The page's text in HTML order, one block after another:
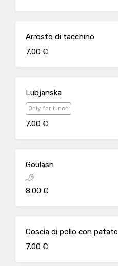
Arrosto di tacchino
7.00 €
Lubjanska
Only for lunch
7.00 €
Goulash
8.00 €
Coscia di pollo con patate
7.00 €